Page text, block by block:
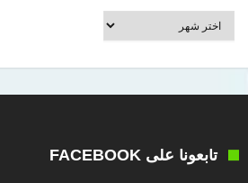
أرشيف
العالم
تابعونا على FACEBOOK